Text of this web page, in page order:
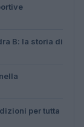
B: la storia di
per tutta